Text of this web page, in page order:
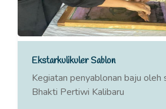
Ekstarkulikuler Sablon
Kegiatan penyablonan baju
Bhakti Pertiwi Kalibaru